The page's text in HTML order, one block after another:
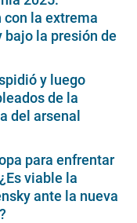
con la extrema
bajo la presión de
y luego
de la
del arsenal
para enfrentar
viable la
ante la nueva